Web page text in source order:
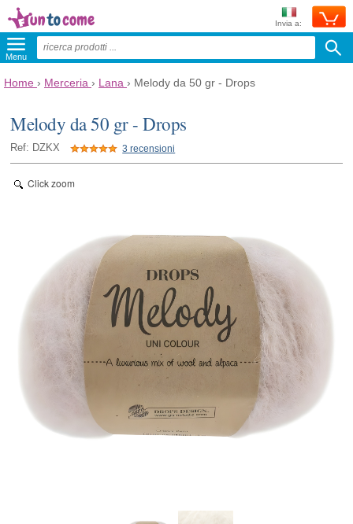
Invia a:
Menu
Home › Merceria › Lana › Melody da 50 gr - Drops
Melody da 50 gr - Drops
Ref: DZKX 3 recensioni
Click zoom